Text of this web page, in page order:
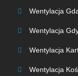
Wentylacja
Wentylacja
Wentylacja
Wentylacja